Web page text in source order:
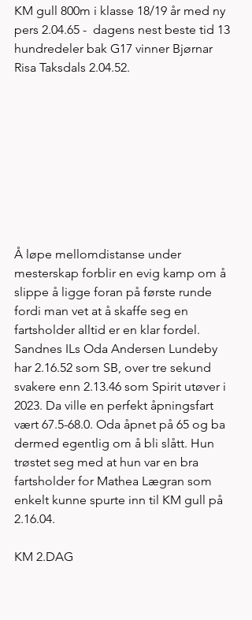
KM gull 800m i klasse 18/19 år med ny
pers 2.04.65 -  dagens nest beste tid 13
hundredeler bak G17 vinner Bjørnar
Risa Taksdals 2.04.52.
Å løpe mellomdistanse under
mesterskap forblir en evig kamp om å
slippe å ligge foran på første runde
fordi man vet at å skaffe seg en
fartsholder alltid er en klar fordel.
Sandnes ILs Oda Andersen Lundeby
har 2.16.52 som SB, over tre sekund
svakere enn 2.13.46 som Spirit utøver i
2023. Da ville en perfekt åpningsfart
vært 67.5-68.0. Oda åpnet på 65 og ba
dermed egentlig om å bli slått. Hun
trøstet seg med at hun var en bra
fartsholder for Mathea Lægran som
enkelt kunne spurte inn til KM gull på
2.16.04.
KM 2.DAG